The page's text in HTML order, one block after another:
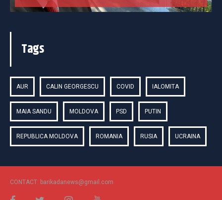
Tags
AUR CALIN GEORGESCU COVID IALOMITA
MAIA SANDU MOLDOVA PSD PUTIN
REPUBLICA MOLDOVA ROMANIA RUSIA UCRAINA
CONTACT: barikadanews@gmail.com